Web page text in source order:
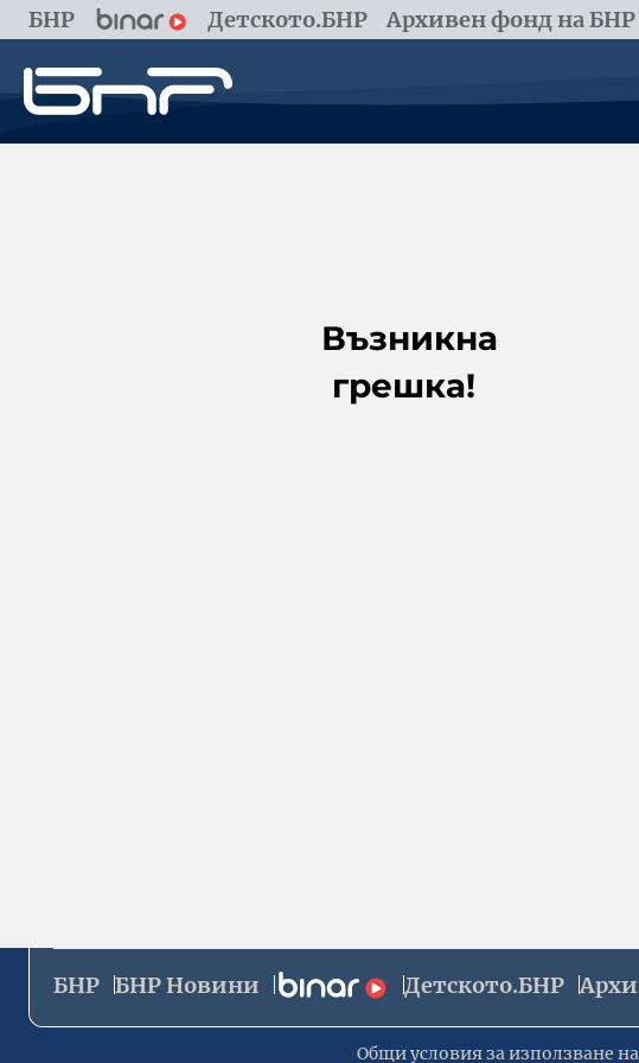
БНР Детското.БНР Архивен фонд на БНР
Възникна
грешка!
БНР БНР Новини Детското.БНР
Общи условия за използване